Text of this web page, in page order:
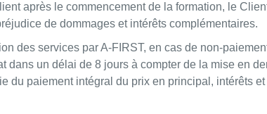
après le commencement de la formation, le
de dommages et intérêts complémentaires.
des services par A-FIRST, en cas de non-
dans un délai de 8 jours à compter de la mise en
du paiement intégral du prix en principal, intérêts